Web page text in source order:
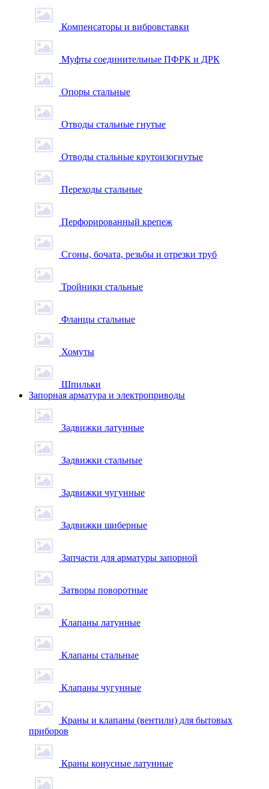
Компенсаторы и вибровставки
Муфты соединительные ПФРК и ДРК
Опоры стальные
Отводы стальные гнутые
Отводы стальные крутоизогнутые
Переходы стальные
Перфорированный крепеж
Сгоны, бочата, резьбы и отрезки труб
Тройники стальные
Фланцы стальные
Хомуты
Шпильки
Запорная арматура и электроприводы
Задвижки латунные
Задвижки стальные
Задвижки чугунные
Задвижки шиберные
Запчасти для арматуры запорной
Затворы поворотные
Клапаны латунные
Клапаны стальные
Клапаны чугунные
Краны и клапаны (вентили) для бытовых
приборов
Краны конусные латунные